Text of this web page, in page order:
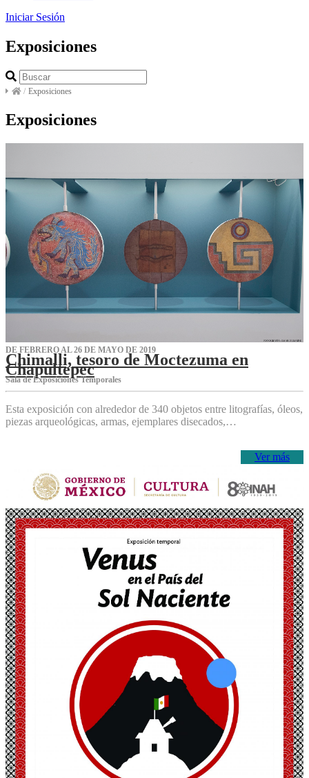
Iniciar Sesión
Exposiciones
/ Exposiciones
Exposiciones
DE FEBRERO AL 26 DE MAYO DE 2019
Chimalli, tesoro de Moctezuma en
Chapultepec
Sala de Exposiciones Temporales
Esta exposición con alrededor de 340 objetos entre litografías, óleos,
piezas arqueológicas, armas, ejemplares disecados,…
Ver más